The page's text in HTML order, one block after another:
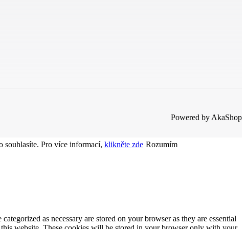
Powered by AkaShop
souhlasíte. Pro více informací, klikněte zde Rozumím
as necessary are stored on your browser as they are essential